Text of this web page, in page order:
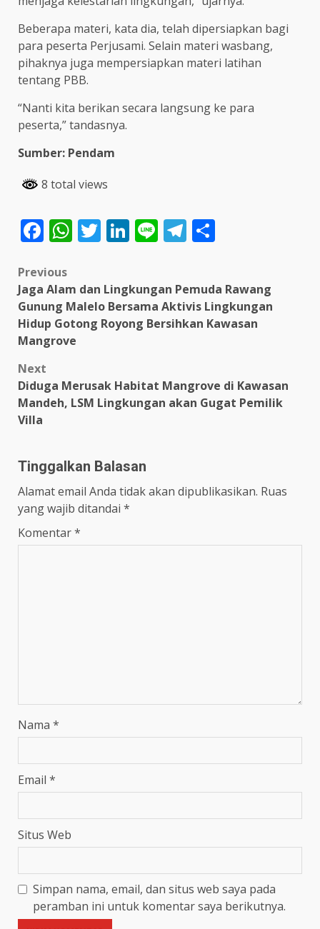
Beberapa materi, kata dia, telah dipersiapkan bagi
para peserta Perjusami. Selain materi wasbang,
pihaknya juga mempersiapkan materi latihan
tentang PBB.
“Nanti kita berikan secara langsung ke para
peserta,” tandasnya.
Sumber: Pendam
8 total views
Facebook
WhatsApp
Twitter
LinkedIn
LineTelegram
Post
navigation
Previous
Jaga Alam dan Lingkungan Pemuda Rawang
Gunung Malelo Bersama Aktivis Lingkungan
Hidup Gotong Royong Bersihkan Kawasan
Mangrove
Next
Diduga Merusak Habitat Mangrove di Kawasan
Mandeh, LSM Lingkungan akan Gugat Pemilik
Villa
Tinggalkan Balasan
Alamat email Anda tidak akan dipublikasikan. Ruas
yang wajib ditandai *
Komentar*
Nama *
Email *
Situs Web
Simpan nama, email, dan situs web saya pada
peramban ini untuk komentar saya berikutnya.